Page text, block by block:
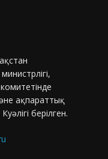
ақпараттық
берілген.